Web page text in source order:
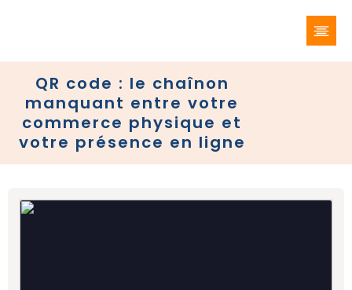
QR code : le chaînon
manquant entre votre
commerce physique et
votre présence en ligne